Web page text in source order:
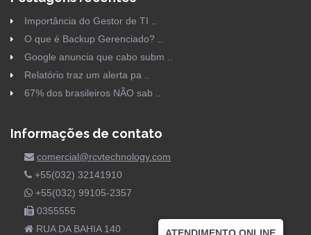
Importância do Gestor de TI ..
O que é Backup Gerenciado? ..
Google anuncia que cabo subm ..
Relatório traz um alerta pa ..
67% dos brasileiros NÃO sab ..
Informações de contato
comercial@rcvtechnology.com
+55(032) 32141910
+55(032) 99105-2357
0355555
RUA DA BAHIA 140